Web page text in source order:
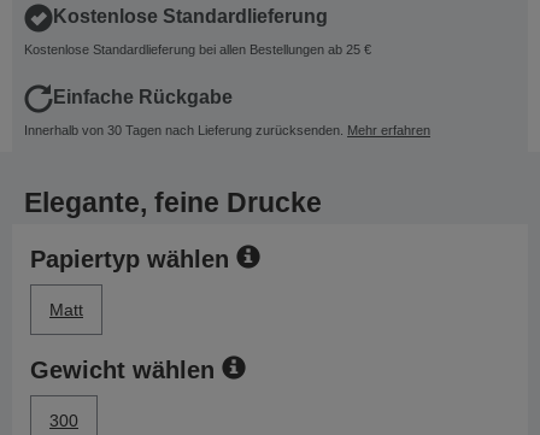
Kostenlose Standardlieferung
Kostenlose Standardlieferung bei allen Bestellungen ab 25 €
Einfache Rückgabe
Innerhalb von 30 Tagen nach Lieferung zurücksenden. Mehr erfahren
Elegante, feine Drucke
Papiertyp wählen
Matt
Gewicht wählen
300